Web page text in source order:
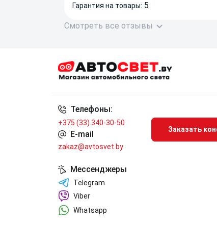
Гарантия на товары: 5
Смотреть все отзывы
Телефоны:
+375 (33) 340-30-50
E-mail
zakaz@avtosvet.by
Мессенджеры
Telegram
Viber
Whatsapp
Заказать